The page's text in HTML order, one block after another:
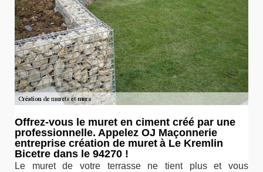
Offrez-vous le muret en ciment créé par une
professionnelle. Appelez OJ Maçonnerie
entreprise création de muret à Le Kremlin
Bicetre dans le 94270 !
Le muret de votre terrasse ne tient plus et vous